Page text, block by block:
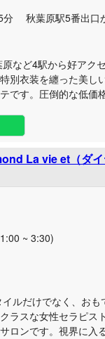
分 秋葉原駅5番出口
など4駅から好アク
別衣装を纏った美し
です。圧倒的な低価
ュな完全個室をご用意
なプライベート空間
きほぐします。 神田、
各駅からも徒歩すぐの
なエステを堪能したい
ます。
La vie et（ダ
~ 3:30)
ルだけでなく、おも
ラスな女性セラピス
ロンです。視界に入